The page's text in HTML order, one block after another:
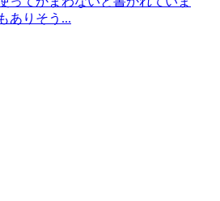
ありそう...